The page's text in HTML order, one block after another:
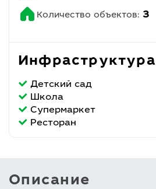
Количество объектов: 3
Инфраструктура
Детский сад
Школа
Супермаркет
Ресторан
Описание